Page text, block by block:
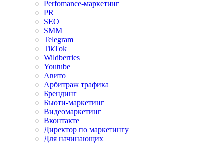
Perfomance-маркетинг
PR
SEO
SMM
Telegram
TikTok
Wildberries
Youtube
Авито
Арбитраж трафика
Брендинг
Бьюти-маркетинг
Видеомаркетинг
Вконтакте
Директор по маркетингу
Для начинающих